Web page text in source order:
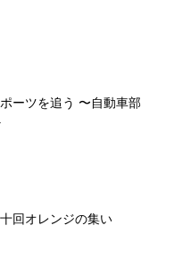
ポーツを追う 〜自動車部
回オレンジの集い